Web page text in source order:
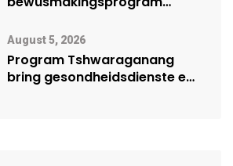
Mensehandel
August 5, 2026
Program Tshwaraganang
bring gesondheidsdienste en